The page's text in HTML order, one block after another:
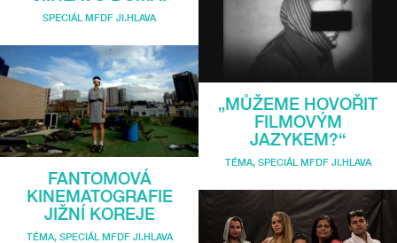
SPECIÁL MFDF JI.HLAVA
FANTOMOVÁ
KINEMATOGRAFIE
JIŽNÍ KOREJE
TÉMA, SPECIÁL MFDF JI.HLAVA
„MŮŽEME HOVOŘIT
FILMOVÝM
JAZYKEM?“
TÉMA, SPECIÁL MFDF JI.HLAVA